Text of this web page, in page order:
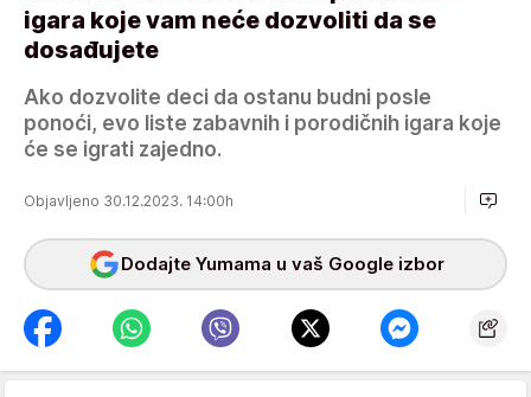
igara koje vam neće dozvoliti da se
dosađujete
Ako dozvolite deci da ostanu budni posle
ponoći, evo liste zabavnih i porodičnih igara koje
će se igrati zajedno.
Objavljeno 30.12.2023. 14:00h
Dodajte Yumama u vaš Google izbor